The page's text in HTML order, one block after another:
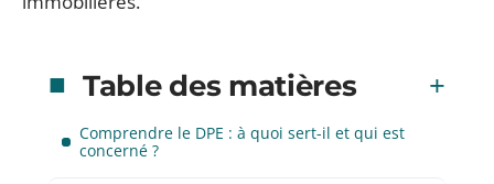
Table des matières
Comprendre le DPE : à quoi sert-il et qui est
concerné ?